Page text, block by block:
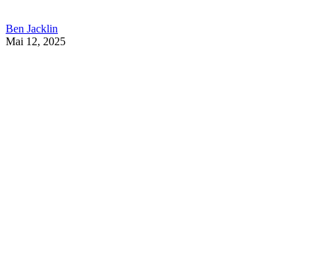
Ben Jacklin
Mai 12, 2025